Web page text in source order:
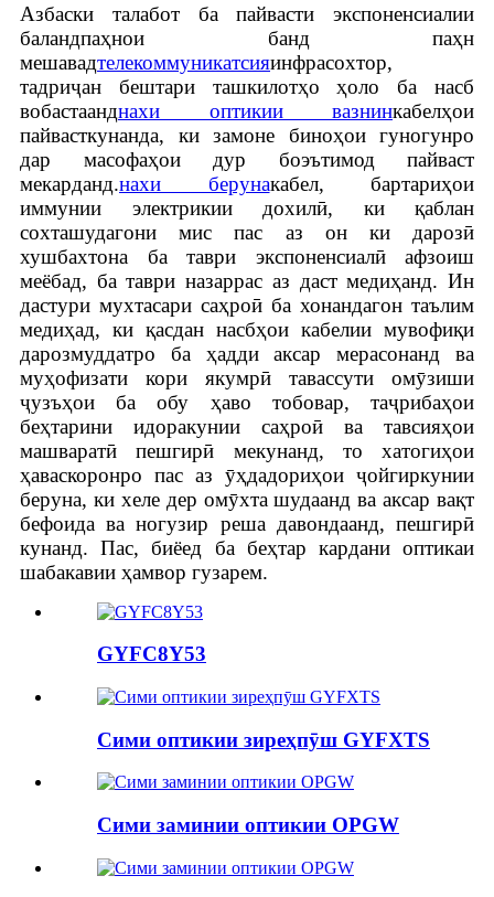
Азбаски талабот ба пайвасти экспоненсиалии
баландпаҳнои банд паҳн
мешавадтелекоммуникатсияинфрасохтор,
тадриҷан бештари ташкилотҳо ҳоло ба насб
вобастаанднахи оптикии вазнинкабелҳои
пайвасткунанда, ки замоне биноҳои гуногунро
дар масофаҳои дур боэътимод пайваст
мекарданд.нахи берунакабел, бартариҳои
иммунии электрикии дохилӣ, ки қаблан
сохташудагони мис пас аз он ки дарозӣ
хушбахтона ба таври экспоненсиалӣ афзоиш
меёбад, ба таври назаррас аз даст медиҳанд. Ин
дастури мухтасари саҳроӣ ба хонандагон таълим
медиҳад, ки қасдан насбҳои кабелии мувофиқи
дарозмуддатро ба ҳадди аксар мерасонанд ва
муҳофизати кори якумрӣ тавассути омӯзиши
ҷузъҳои ба обу ҳаво тобовар, таҷрибаҳои
беҳтарини идоракунии саҳроӣ ва тавсияҳои
машваратӣ пешгирӣ мекунанд, то хатогиҳои
ҳаваскоронро пас аз ӯҳдадориҳои ҷойгиркунии
беруна, ки хеле дер омӯхта шудаанд ва аксар вақт
бефоида ва ногузир реша давондаанд, пешгирӣ
кунанд. Пас, биёед ба беҳтар кардани оптикаи
шабакавии ҳамвор гузарем.
GYFC8Y53
Сими оптикии зиреҳпӯш GYFXTS
Сими заминии оптикии OPGW